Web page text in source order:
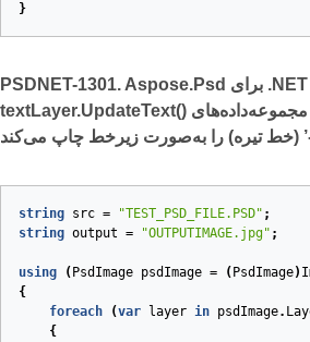
}
PSDNET-1301. Aspose.Psd برای .NET
textLayer.UpdateText() در چیدمان تصادفی برای مجموعه‌داده‌های
’ (خط تیره) را به‌صورت زیرخط چاپ می‌کند
string src = "TEST_PSD_FILE.PSD" ;
string output = "OUTPUTIMAGE.jpg" ;
using ( PsdImage psdImage = ( PsdImage)
{
foreach
(var layer in psdImage.
{